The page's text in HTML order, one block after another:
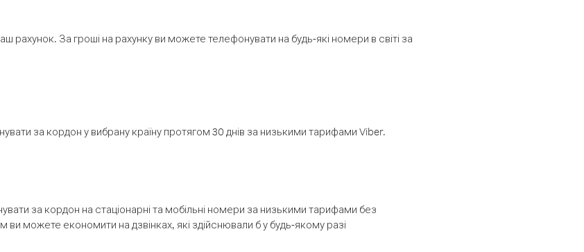
За гроші на рахунку ви можете телефонувати на будь-які номери в світі за
за кордон у вибрану країну протягом 30 днів за низькими тарифами Viber.
за кордон на стаціонарні та мобільні номери за низькими тарифами без
можете економити на дзвінках, які здійснювали б у будь-якому разі